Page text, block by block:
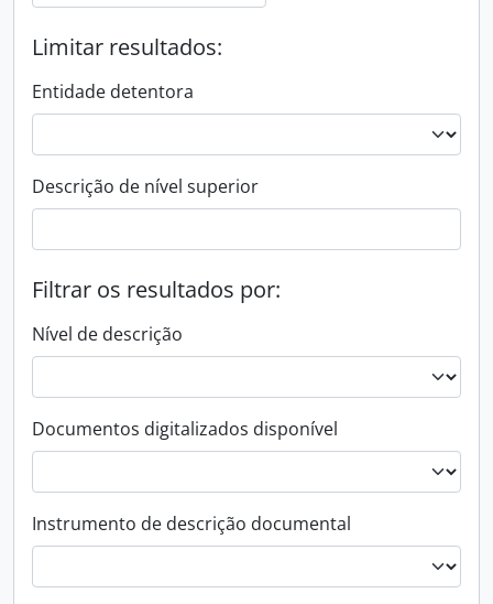
Limitar resultados:
Entidade detentora
Descrição de nível superior
Filtrar os resultados por:
Nível de descrição
Documentos digitalizados disponível
Instrumento de descrição documental